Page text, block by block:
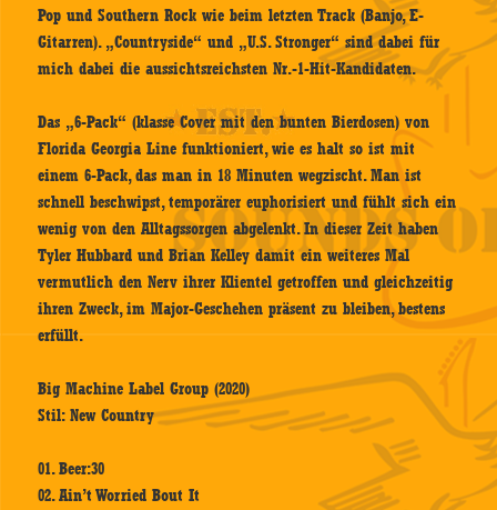
Pop und Southern Rock wie beim letzten Track (Banjo, E-
Gitarren). „Countryside“ und „U.S. Stronger“ sind dabei für
mich dabei die aussichtsreichsten Nr.-1-Hit-Kandidaten.
Das „6-Pack“ (klasse Cover mit den bunten Bierdosen) von
Florida Georgia Line funktioniert, wie es halt so ist mit
einem 6-Pack, das man in 18 Minuten wegzischt. Man ist
schnell beschwipst, temporärer euphorisiert und fühlt sich ein
wenig von den Alltagssorgen abgelenkt. In dieser Zeit haben
Tyler Hubbard und Brian Kelley damit ein weiteres Mal
vermutlich den Nerv ihrer Klientel getroffen und gleichzeitig
ihren Zweck, im Major-Geschehen präsent zu bleiben, bestens
erfüllt.
Big Machine Label Group (2020)
Stil: New Country
01. Beer:30
02. Ain’t Worried Bout It